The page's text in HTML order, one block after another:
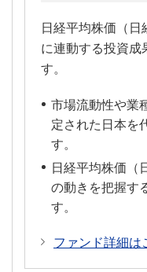
日経平均株価（日
に連動する投資成
す。
市場流動性や業
定された日本を
す。
日経平均株価（
の動きを把握す
す。
ファンド詳細は